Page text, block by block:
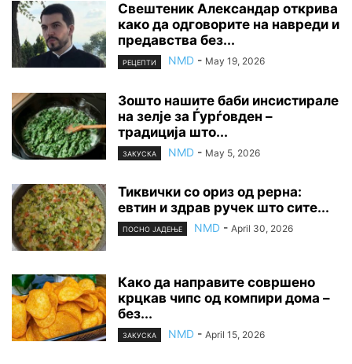
Свештеник Александар открива
како да одговорите на навреди и
предавства без...
РЕЦЕПТИ NMD - May 19, 2026
Зошто нашите баби инсистирале
на зелје за Ѓурѓовден –
традиција што...
ЗАКУСКА NMD - May 5, 2026
Тиквички со ориз од рерна:
евтин и здрав ручек што сите...
ПОСНО ЈАДЕЊЕ NMD - April 30, 2026
Како да направите совршено
крцкав чипс од компири дома –
без...
ЗАКУСКА NMD - April 15, 2026